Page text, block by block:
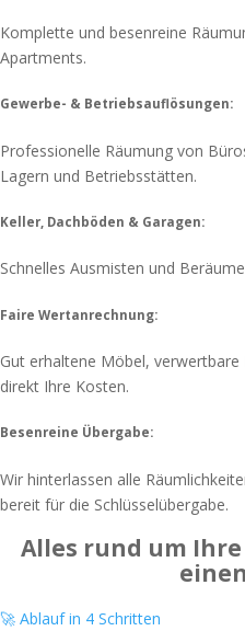
Komplette und besenreine
Apartments.
Gewerbe- & Betriebsauflösungen:
Professionelle Räumung von
Lagern und Betriebsstätten.
Keller, Dachböden & Garagen:
Schnelles Ausmisten und
Faire Wertanrechnung:
Gut erhaltene Möbel,
direkt Ihre Kosten.
Besenreine Übergabe:
Wir hinterlassen alle
bereit für die Schlüsselübergabe.
Alles rund um
🚀 Ablauf in 4 Schritten